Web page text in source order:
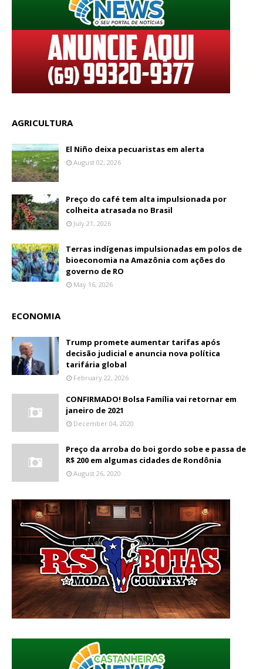
AGRICULTURA
El Niño deixa pecuaristas em alerta
August 02, 2026
Preço do café tem alta impulsionada por
colheita atrasada no Brasil
July 21, 2026
Terras indígenas impulsionadas em polos de
bioeconomia na Amazônia com ações do
governo de RO
May 16, 2026
ECONOMIA
Trump promete aumentar tarifas após
decisão judicial e anuncia nova política
tarifária global
February 22, 2026
CONFIRMADO! Bolsa Família vai retornar em
janeiro de 2021
December 04, 2020
Preço da arroba do boi gordo sobe e passa de
R$ 200 em algumas cidades de Rondônia
August 26, 2020